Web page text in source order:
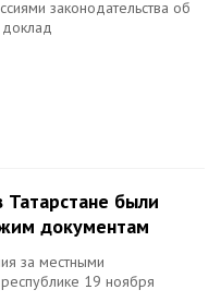
законодательства об
были
документам
за местными
19 ноября